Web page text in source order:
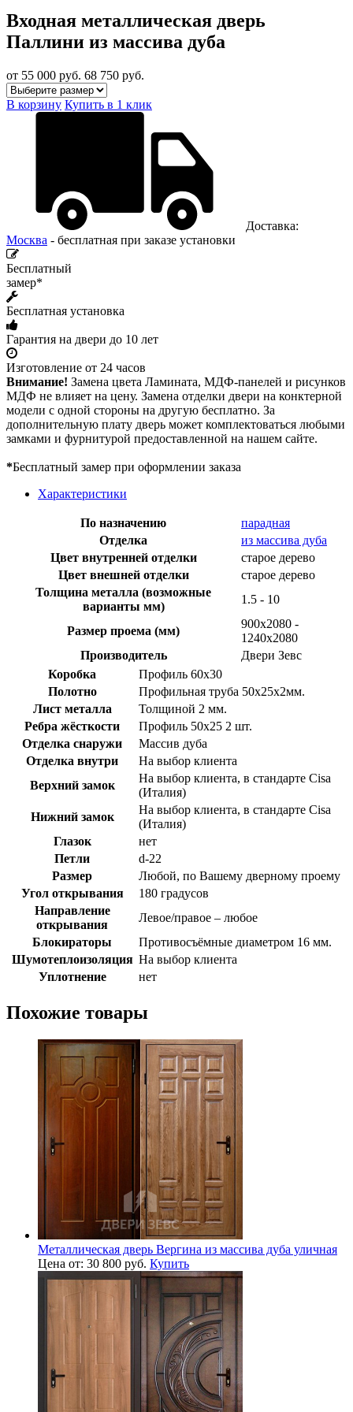
Входная металлическая дверь
Паллини из массива дуба
от 55 000 руб. 68 750 руб.
В корзину Купить в 1 клик
Доставка:
Москва - бесплатная при заказе установки
Бесплатный
замер*
Бесплатная установка
Гарантия на двери до 10 лет
Изготовление от 24 часов
Внимание! Замена цвета Ламината, МДФ-панелей и рисунков
МДФ не влияет на цену. Замена отделки двери на конктерной
модели с одной стороны на другую бесплатно. За
дополнительную плату дверь может комплектоваться любыми
замками и фурнитурой предоставленной на нашем сайте.
*Бесплатный замер при оформлении заказа
Характеристики
По назначению
парадная
Отделка
из массива дуба
Цвет внутренней отделки
старое дерево
Цвет внешней отделки
старое дерево
Толщина металла (возможные
варианты мм)
1.5 - 10
Размер проема (мм)
900х2080 -
1240х2080
Производитель
Двери Зевс
Коробка
Профиль 60х30
Полотно
Профильная труба 50х25х2мм.
Лист металла
Толщиной 2 мм.
Ребра жёсткости
Профиль 50х25 2 шт.
Отделка снаружи
Массив дуба
Отделка внутри
На выбор клиента
Верхний замок
На выбор клиента, в стандарте Cisa
(Италия)
Нижний замок
На выбор клиента, в стандарте Cisa
(Италия)
Глазок
нет
Петли
d-22
Размер
Любой, по Вашему дверному проему
Угол открывания
180 градусов
Направление
открывания
Левое/правое – любое
Блокираторы
Противосъёмные диаметром 16 мм.
Шумотеплоизоляция На выбор клиента
Уплотнение
нет
Похожие товары
Металлическая дверь Вергина из массива дуба уличная
Цена от: 30 800 руб. Купить